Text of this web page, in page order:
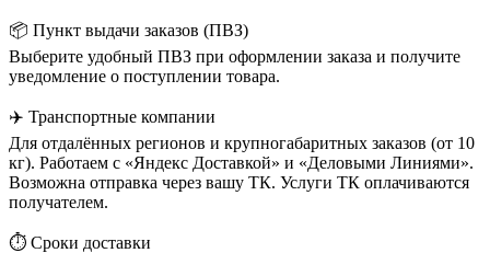
📦 Пункт выдачи заказов (ПВЗ)
Выберите удобный ПВЗ при оформлении заказа и получите
уведомление о поступлении товара.
✈️ Транспортные компании
Для отдалённых регионов и крупногабаритных заказов (от 10
кг). Работаем с «Яндекс Доставкой» и «Деловыми Линиями».
Возможна отправка через вашу ТК. Услуги ТК оплачиваются
получателем.
⏱️ Сроки доставки